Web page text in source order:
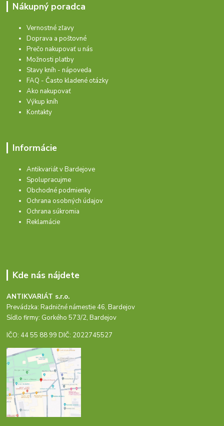
Nákupný poradca
Vernostné zľavy
Doprava a poštovné
Prečo nakupovať u nás
Možnosti platby
Stavy kníh - nápoveda
FAQ - Často kladené otázky
Ako nakupovať
Výkup kníh
Kontakty
Informácie
Antikvariát v Bardejove
Spolupracujme
Obchodné podmienky
Ochrana osobných údajov
Ochrana súkromia
Reklamácie
Kde nás nájdete
ANTIKVARIÁT s.r.o.
Prevádzka: Radničné námestie 46, Bardejov
Sídlo firmy: Gorkého 573/2, Bardejov
IČO: 44 55 88 99 DIČ: 2022745527